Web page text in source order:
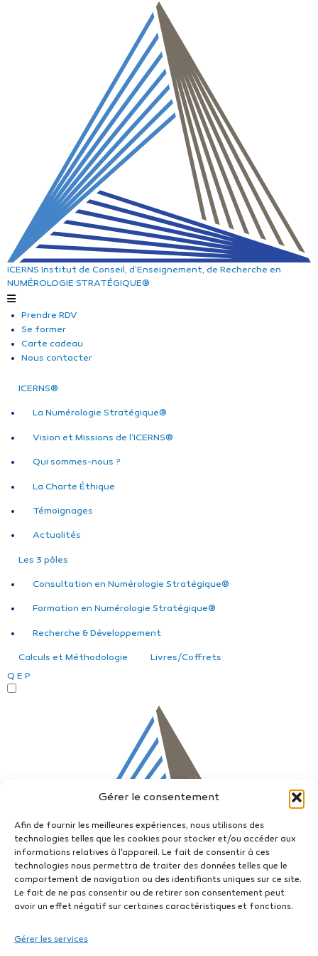
Gérer le consentement
Afin de fournir les meilleures expériences, nous utilisons des
technologies telles que les cookies pour stocker et/ou accéder aux
informations relatives à l'appareil. Le fait de consentir à ces
technologies nous permettra de traiter des données telles que le
comportement de navigation ou des identifiants uniques sur ce site.
Le fait de ne pas consentir ou de retirer son consentement peut
avoir un effet négatif sur certaines caractéristiques et fonctions.
Gérer les services
ICERNS Institut de Conseil, d’Enseignement, de Recherche en
NUMÉROLOGIE STRATÉGIQUE®
Prendre RDV
Se former
Carte cadeau
Nous contacter
ICERNS®
La Numérologie Stratégique®
Vision et Missions de l’ICERNS®
Qui sommes-nous ?
La Charte Éthique
Témoignages
Actualités
Les 3 pôles
Consultation en Numérologie Stratégique®
Formation en Numérologie Stratégique®
Recherche & Développement
Calculs et Méthodologie
Livres/Coffrets
Q E P